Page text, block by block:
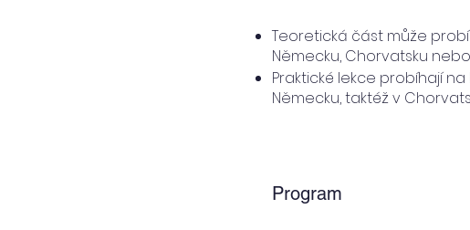
Teoretická část může
Německu, Chorvatsku
Praktické lekce probíhají
Německu, taktéž v
Program